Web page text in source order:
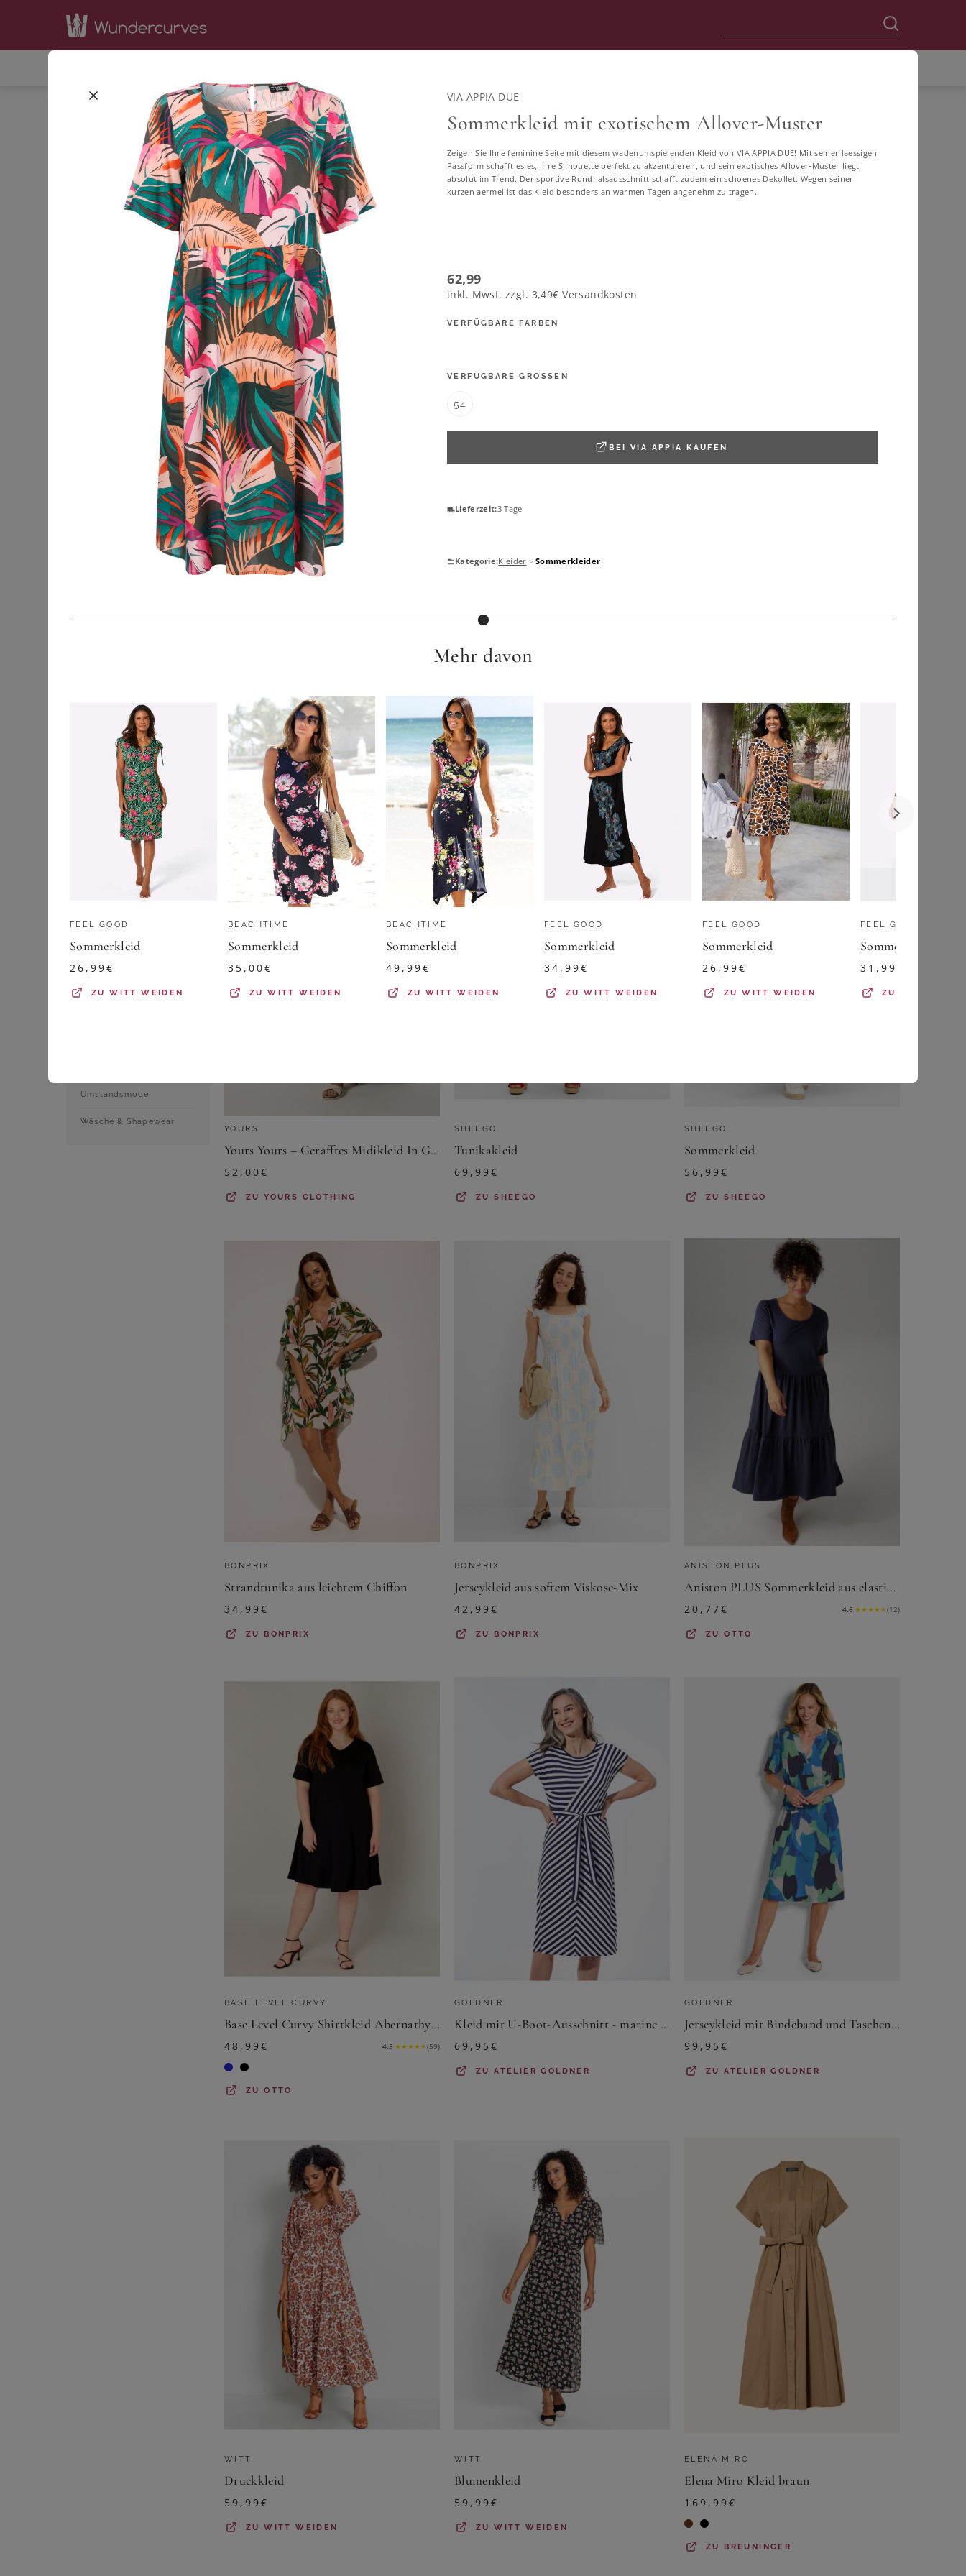
STARTSEITE BEKLEIDUNG KLEIDER
Kleider in großen Größen
GRÖSSE 42 44
Maxikleider
Midikleider
Sommerkleider
Strick- &
Jerseykleider
Wickelkleider
Outdoorbekleidung
Pullover & Strick
Röcke
Umstandsmode
Wäsche & Shapewear
SORTIERUNG
Hemdblusenkleid in Midi-Länge - grün / gemustert - Gr. 25 von Goldner Fashion
99,95 €
ZUATELIER GOLDNER
Kleid
30,99 €
ZU YOURS CLOTHING
YOURS
Yours Yours – Gerafftes Midikleid In Grün Mit Blumenmustersize 48
52,00€
ZUYOURS CLOTHING
SHEEGO
Tunikakleid
69,99€
ZUSHEEGO
SHEEGO
Sommerkleid
56,99€
ZUSHEEGO
BONPRIX
Strandtunika aus leichtem Chiffon
34,99€
ZU BONPRIX
BONPRIX
Jerseykleid aus softem Viskose-Mix
42,99€
ZU BONPRIX
ANISTON PLUS
Aniston PLUS Sommerkleid aus elastischer Jersey-Qualität
20,77€ 4.6 ★★★★★ (12)
ZUOTTO
BASE LEVEL CURVY
Base Level Curvy Shirtkleid Abernathy Sommerkleid In leicht ausgestellter Form
48,99€ 4.5 ★★★★★ (59)
ZUOTTO
GOLDNER
Kleid mit U-Boot-Ausschnitt - marine / weiß / gemustert - Gr. 23 von Goldner Fashion
69,95€
ZUATELIER GOLDNER
GOLDNER
Jerseykleid mit Bindeband und Taschen - blau / grün / gemustert - Gr. 24 von Goldner Fashion
99,95€
ZUATELIER GOLDNER
WITT
Druckkleid
59,99€
ZUWITT WEIDEN
WITT
Blumenkleid
59,99€
ZUWITT WEIDEN
ELENA MIRO
Elena Miro Kleid braun
169,99€
ZU BREUNINGER
VIA APPIA DUE
Sommerkleid mit exotischem Allover-Muster
Zeigen Sie Ihre feminine Seite mit diesem wadenumspielenden Kleid von VIA APPIA DUE! Mit seiner laessigen
Passform schafft es es, Ihre Silhouette perfekt zu akzentuieren, und sein exotisches Allover-Muster liegt
absolut im Trend. Der sportive Rundhalsausschnitt schafft zudem ein schoenes Dekollet. Wegen seiner
kurzen aermel ist das Kleid besonders an warmen Tagen angenehm zu tragen.
62,99
inkl. Mwst. zzgl. 3,49€ Versandkosten
VERFÜGBARE FARBEN
VERFÜGBARE GRÖSSEN
54
BEIVIA APPIA KAUFEN
Lieferzeit:3 Tage
Kategorie:Kleider > Sommerkleider
Mehr davon
FEEL GOOD
Sommerkleid
26,99€
ZUWITT WEIDEN
BEACHTIME
Sommerkleid
35,00€
ZUWITT WEIDEN
BEACHTIME
Sommerkleid
49,99€
ZUWITT WEIDEN
FEEL GOOD
Sommerkleid
34,99€
ZUWITT WEIDEN
FEEL GOOD
Sommerkleid
26,99€
ZUWITT WEIDEN
FEEL GOOD
Sommerkleid
31,99
ZU